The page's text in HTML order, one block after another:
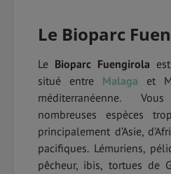
Le Bioparc
Le Bioparc Fuengirola
situé entre Malaga et
méditerranéenne.
nombreuses espèces
principalement d’Asie,
pacifiques. Lémuriens,
pêcheur, ibis, tortues de